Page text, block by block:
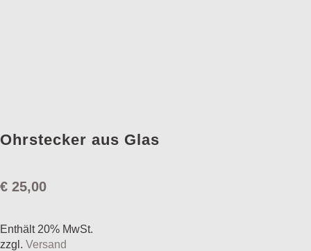
Ohrstecker aus Glas
€ 25,00
Enthält 20% MwSt.
zzgl. Versand